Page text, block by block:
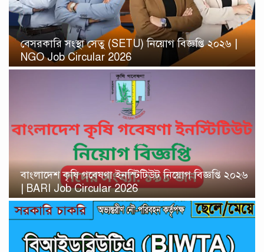
বেসরকারি সংস্থা সেতু (SETU) নিয়োগ বিজ্ঞপ্তি ২০২৬ |
NGO Job Circular 2026
বাংলাদেশ কৃষি গবেষণা ইনস্টিটিউট নিয়োগ বিজ্ঞপ্তি ২০২৬
| BARI Job Circular 2026